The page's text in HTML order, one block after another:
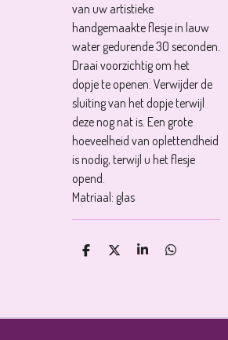
van uw artistieke
handgemaakte flesje in lauw
water gedurende 30 seconden.
Draai voorzichtig om het
dopje te openen. Verwijder de
sluiting van het dopje terwijl
deze nog nat is. Een grote
hoeveelheid van oplettendheid
is nodig, terwijl u het flesje
opend.
Matriaal: glas
D
D
S
D